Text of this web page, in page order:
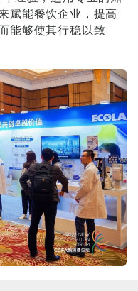
赋能餐饮企业，提高
能够使其行稳以致